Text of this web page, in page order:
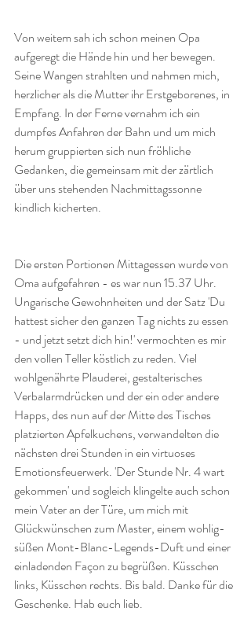
Von weitem sah ich schon meinen Opa
aufgeregt die Hände hin und her bewegen.
Seine Wangen strahlten und nahmen mich,
herzlicher als die Mutter ihr Erstgeborenes, in
Empfang. In der Ferne vernahm ich ein
dumpfes Anfahren der Bahn und um mich
herum gruppierten sich nun fröhliche
Gedanken, die gemeinsam mit der zärtlich
über uns stehenden Nachmittagssonne
kindlich kicherten.
Die ersten Portionen Mittagessen wurde von
Oma aufgefahren - es war nun 15.37 Uhr.
Ungarische Gewohnheiten und der Satz 'Du
hattest sicher den ganzen Tag nichts zu essen
- und jetzt setzt dich hin!' vermochten es mir
den vollen Teller köstlich zu reden. Viel
wohlgenährte Plauderei, gestalterisches
Verbalarmdrücken und der ein oder andere
Happs, des nun auf der Mitte des Tisches
platzierten Apfelkuchens, verwandelten die
nächsten drei Stunden in ein virtuoses
Emotionsfeuerwerk. 'Der Stunde Nr. 4 wart
gekommen' und sogleich klingelte auch schon
mein Vater an der Türe, um mich mit
Glückwünschen zum Master, einem wohlig-
süßen Mont-Blanc-Legends-Duft und einer
einladenden Façon zu begrüßen. Küsschen
links, Küsschen rechts. Bis bald. Danke für die
Geschenke. Hab euch lieb.